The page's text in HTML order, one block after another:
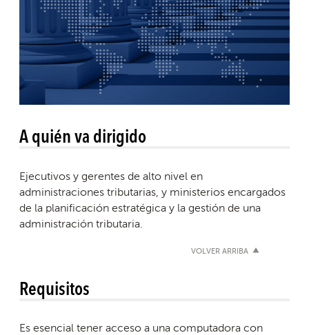
A quién va dirigido
Ejecutivos y gerentes de alto nivel en
administraciones tributarias, y ministerios encargados
de la planificación estratégica y la gestión de una
administración tributaria.
VOLVER ARRIBA
Requisitos
Es esencial tener acceso a una computadora con